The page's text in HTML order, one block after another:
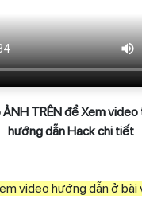
ẢNH TRÊN để Xem
hướng dẫn Hack chi tiết
video hướng dẫn ở bài